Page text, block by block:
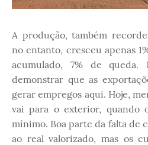
A produção, também
no entanto, cresceu apenas
acumulado, 7% de
demonstrar que as
gerar empregos aqui. Hoje,
vai para o exterior, quando
mínimo. Boa parte da falta de
ao real valorizado, mas os